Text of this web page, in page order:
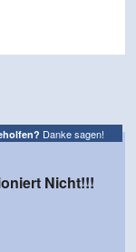
Danke sagen!
Nicht!!!